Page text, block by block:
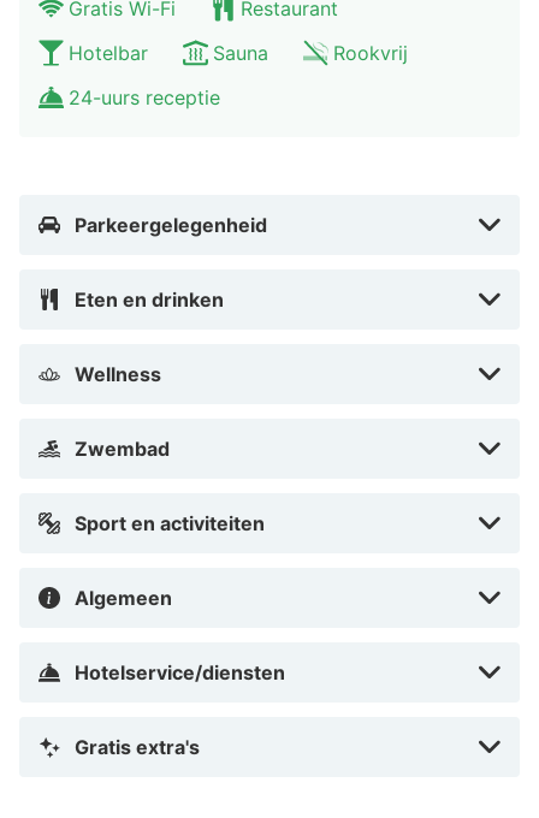
Gratis Wi-Fi
Restaurant
Hotelbar
Sauna
Rookvrij
24-uurs receptie
Parkeergelegenheid
Eten en drinken
Wellness
Zwembad
Sport en activiteiten
Algemeen
Hotelservice/diensten
Gratis extra's